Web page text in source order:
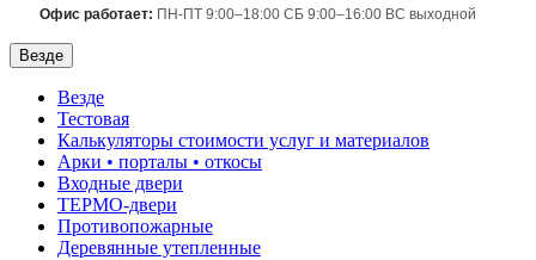
Офис работает: ПН-ПТ 9:00–18:00 СБ 9:00–16:00 ВС выходной
Везде
Везде
Тестовая
Калькуляторы стоимости услуг и материалов
Арки • порталы • откосы
Входные двери
ТЕРМО-двери
Противопожарные
Деревянные утепленные